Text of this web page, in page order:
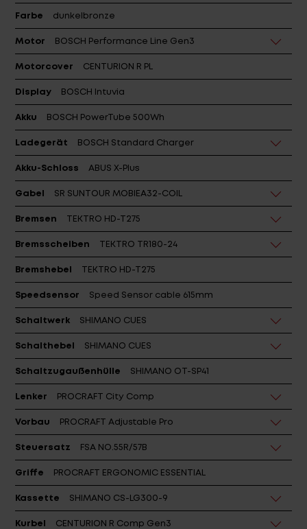
Farbe dunkelbronze
Motor BOSCH Performance Line Gen3
Motorcover CENTURION R PL
Display BOSCH Intuvia
Akku BOSCH PowerTube 500Wh
Ladegerät BOSCH Standard Charger
Akku-Schloss ABUS X-Plus
Gabel SR SUNTOUR MOBIEA32-COIL
Bremsen TEKTRO HD-T275
Bremsscheiben TEKTRO TR180-24
Bremshebel TEKTRO HD-T275
Speedsensor Speed Sensor cable 615mm
Schaltwerk SHIMANO CUES
Schalthebel SHIMANO CUES
Schaltzugaußenhülle SHIMANO OT-SP41
Lenker PROCRAFT City Comp
Vorbau PROCRAFT Adjustable Pro
Steuersatz FSA NO.55R/57B
Griffe PROCRAFT ERGONOMIC ESSENTIAL
Kassette SHIMANO CS-LG300-9
Kurbel CENTURION R Comp Gen3